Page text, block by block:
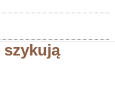
szykują